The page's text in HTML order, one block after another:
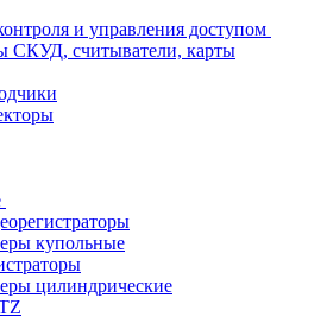
и управления доступом
СКУД, считыватели, карты
купольные
цилиндрические